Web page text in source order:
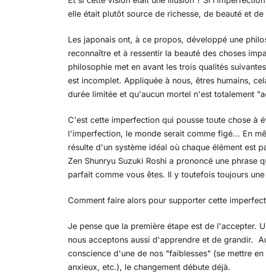
elle était plutôt source de richesse, de beauté et de
Les japonais ont, à ce propos, développé une
reconnaître et à ressentir la beauté des choses
philosophie met en avant les trois qualités
est incomplet. Appliquée à nous, êtres humains,
durée limitée et qu'aucun mortel n'est totalement
C'est cette imperfection qui pousse toute chose à
l'imperfection, le monde serait comme figé... En
résulte d'un système idéal où chaque élément est
Zen Shunryu Suzuki Roshi a prononcé une phrase
parfait comme vous êtes. Il y toutefois toujours
Comment faire alors pour supporter cette
Je pense que la première étape est de l'accepter.
nous acceptons aussi d'apprendre et de grandir.
conscience d'une de nos "faiblesses" (se mettre
anxieux, etc.), le changement débute déjà.